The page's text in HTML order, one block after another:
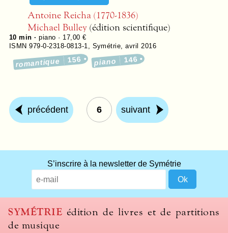
Antoine Reicha (1770-1836)
Michael Bulley (édition scientifique)
10 min ·piano · 17,00 €
ISMN 979-0-2318-0813-1, Symétrie,avril 2016
romantique 156 piano 146
précédent 6 suivant
we
use
to
name
S’inscrire à la newsletter de Symétrie
SYMÉTRIE édition de livres et de partitions
de musique